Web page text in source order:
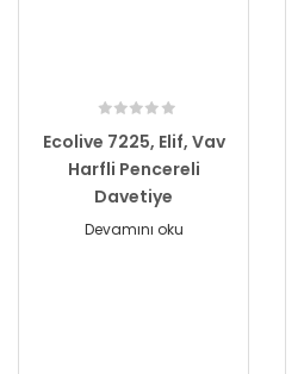
Ecolive 7225, Elif, Vav
Harfli Pencereli
Davetiye
Devamını oku